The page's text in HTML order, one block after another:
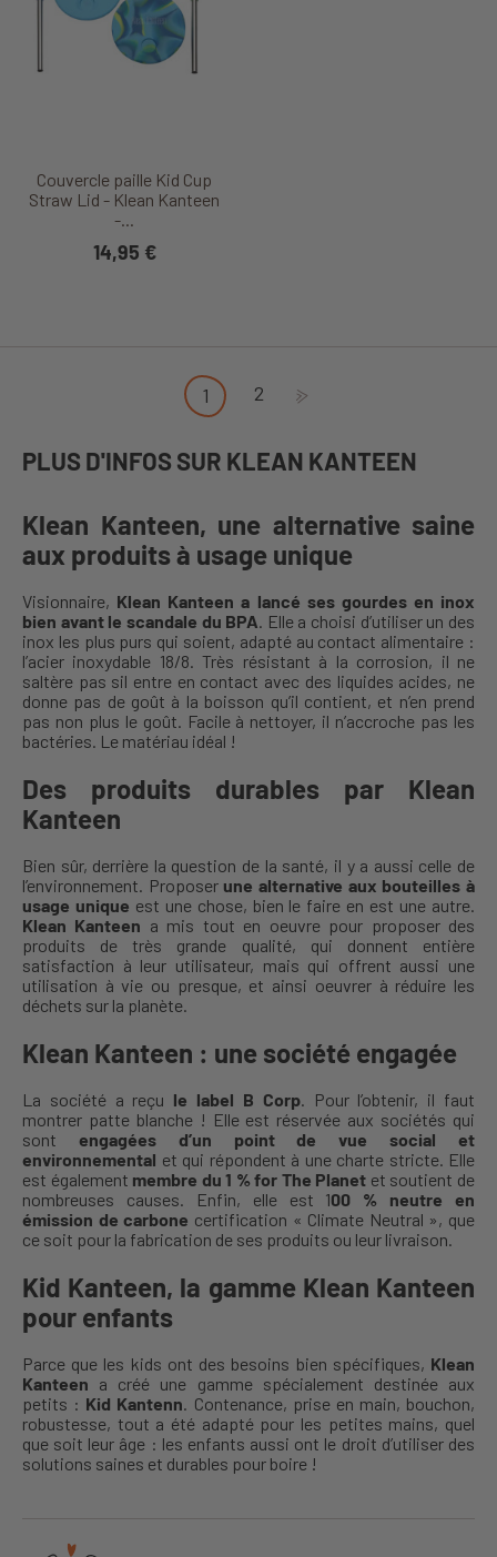
Couvercle paille Kid Cup
Straw Lid - Klean Kanteen
-...
14,95 €
1 2
PLUS D'INFOS SUR KLEAN KANTEEN
Klean Kanteen, une alternative saine
aux produits à usage unique
Visionnaire, Klean Kanteen a lancé ses gourdes en inox
bien avant le scandale du BPA. Elle a choisi d’utiliser un des
inox les plus purs qui soient, adapté au contact alimentaire :
l’acier inoxydable 18/8. Très résistant à la corrosion, il ne
saltère pas sil entre en contact avec des liquides acides, ne
donne pas de goût à la boisson qu’il contient, et n’en prend
pas non plus le goût. Facile à nettoyer, il n’accroche pas les
bactéries. Le matériau idéal !
Des produits durables par Klean
Kanteen
Bien sûr, derrière la question de la santé, il y a aussi celle de
l’environnement. Proposer une alternative aux bouteilles à
usage unique est une chose, bien le faire en est une autre.
Klean Kanteen a mis tout en oeuvre pour proposer des
produits de très grande qualité, qui donnent entière
satisfaction à leur utilisateur, mais qui offrent aussi une
utilisation à vie ou presque, et ainsi oeuvrer à réduire les
déchets sur la planète.
Klean Kanteen : une société engagée
La société a reçu le label B Corp. Pour l’obtenir, il faut
montrer patte blanche ! Elle est réservée aux sociétés qui
sont engagées d’un point de vue social et
environnemental et qui répondent à une charte stricte. Elle
est également membre du 1 % for The Planet et soutient de
nombreuses causes. Enfin, elle est 100 % neutre en
émission de carbone certification « Climate Neutral », que
ce soit pour la fabrication de ses produits ou leur livraison.
Kid Kanteen, la gamme Klean Kanteen
pour enfants
Parce que les kids ont des besoins bien spécifiques, Klean
Kanteen a créé une gamme spécialement destinée aux
petits : Kid Kantenn. Contenance, prise en main, bouchon,
robustesse, tout a été adapté pour les petites mains, quel
que soit leur âge : les enfants aussi ont le droit d’utiliser des
solutions saines et durables pour boire !